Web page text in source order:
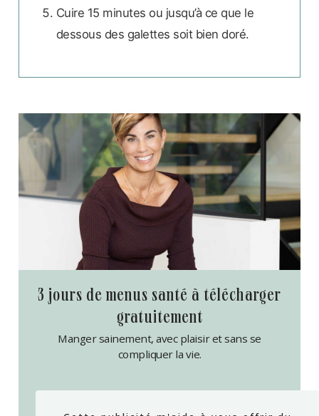
Cuire 15 minutes ou jusqu’à ce que le
dessous des galettes soit bien doré.
3 jours de menus santé à télécharger
gratuitement
Manger sainement, avec plaisir et sans se
compliquer la vie.